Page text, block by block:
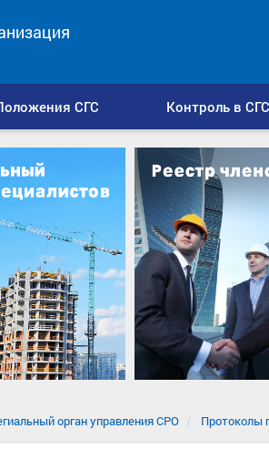
СГС Контроль в СГС
орган управления СРО Протоколы